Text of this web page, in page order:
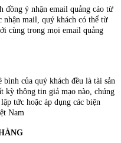
đồng ý nhận email quảng cáo từ
nhận mail, quý khách có thể từ
cùng trong mọi email quảng
của quý khách đều là tài sản
kỳ thông tin giả mạo nào, chúng
tức hoặc áp dụng các biện
Nam